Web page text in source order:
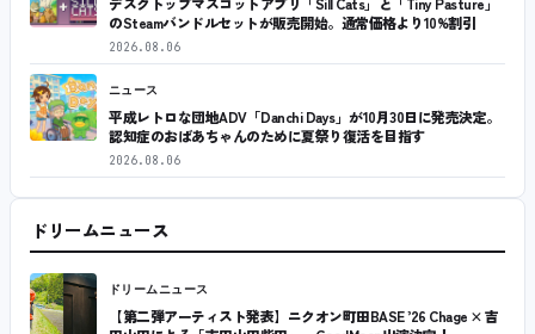
のSteamバンドルセットが販売開始。通常価格より10%割引
2026.08.06
ニュース
平成レトロな団地ADV「Danchi Days」が10月30日に発売決定。
認知症のおばあちゃんのために夏祭り復活を目指す
2026.08.06
ドリームニュース
ドリームニュース
【第二弾アーティスト発表】ニクオン町田BASE ’26 Chage × 吉